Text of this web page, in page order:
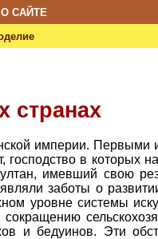
О САЙТЕ
странах
империи. Первыми
в которых
имевший свою
заботы о
уровне системы
и бедуинов. Эти